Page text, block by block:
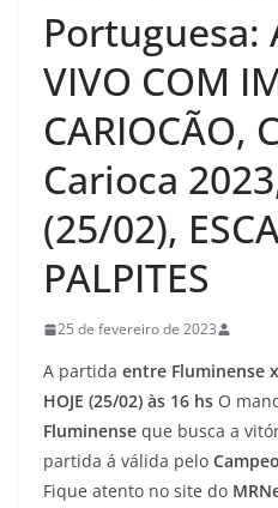
Portuguesa:
VIVO COM
CARIOCÃO,
Carioca
(25/02),
PALPITES
25 de fevereiro de 2023
A partida entre Fluminense
HOJE (25/02) às 16 hs O
Fluminense que busca a
partida á válida pelo
Fique atento no site do